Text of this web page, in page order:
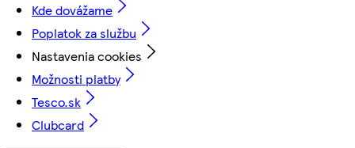
Kde dovážame
Poplatok za službu
Nastavenia cookies
Možnosti platby
Tesco.sk
Clubcard